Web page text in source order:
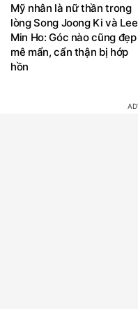
Mỹ nhân là nữ thần trong
lòng Song Joong Ki và Lee
Min Ho: Góc nào cũng đẹp
mê mẩn, cẩn thận bị hớp
hồn